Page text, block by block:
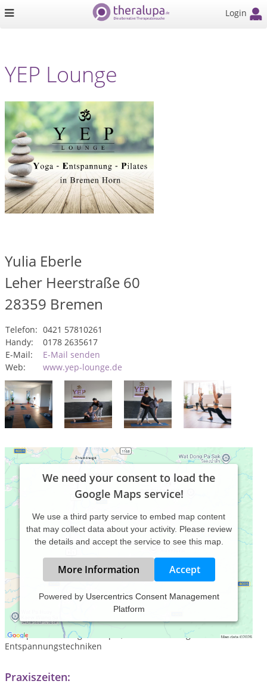
Login
YEP Lounge
Yulia Eberle
Leher Heerstraße 60
28359 Bremen
Telefon: 0421 57810261
Handy:
0178 2635617
E-Mail:
E-Mail senden
Web:
www.yep-lounge.de
We need your consent to load the
Google Maps service!
We use a third party service to embed map content
that may collect data about your activity. Please review
the details and accept the service to see this map.
More Information Accept
Powered by Usercentrics Consent Management
Platform
Die YEP Lounge steht für Yoga, Entspannung und Pilates und
ist die erste Adresse in Bremen für ganzheitliche,
therapeutische Yogatherapie, Pilates und zielgerichtete
Entspannungstechniken
Praxiszeiten: